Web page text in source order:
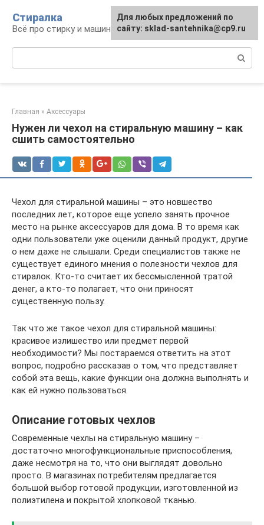
контенту
Стиралка
Всё про стирку и машинки
Главная » Аксессуары
Нужен ли чехол на стиральную машину – как
сшить самостоятельно
Чехол для стиральной машины – это новшество
последних лет, которое еще успело занять прочное
место на рынке аксессуаров для дома. В то время как
одни пользователи уже оценили данный продукт, другие
о нем даже не слышали. Среди специалистов также не
существует единого мнения о полезности чехлов для
стиралок. Кто-то считает их бессмысленной тратой
денег, а кто-то полагает, что они приносят
существенную пользу.
Так что же такое чехол для стиральной машины:
красивое излишество или предмет первой
необходимости? Мы постараемся ответить на этот
вопрос, подробно рассказав о том, что представляет
собой эта вещь, какие функции она должна выполнять и
как ей нужно пользоваться.
Описание готовых чехлов
Современные чехлы на стиральную машину –
достаточно многофункциональные приспособления,
даже несмотря на то, что они выглядят довольно
просто. В магазинах потребителям предлагается
большой выбор готовой продукции, изготовленной из
полиэтилена и покрытой хлопковой тканью.
Для любых предложений по
сайту: sklad-santehnika@cp9.ru